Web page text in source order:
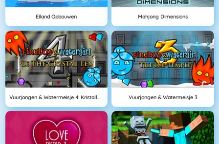
Eiland Opbouwen Mahjong Dimensions
Vuurjongen & Watermeisje 4: Kristallen Tempel Vuurjongen & Watermeisje 3